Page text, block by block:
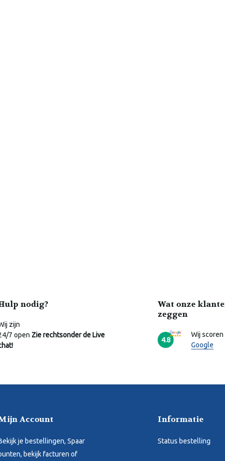
nodig?
zijn
7 open Zie rechtsonder de Live
Wat onze
zeggen
4.8
Wij scoren
Google
Account
je bestellingen, Spaar
bekijk facturen of
Informatie
Status bestelling